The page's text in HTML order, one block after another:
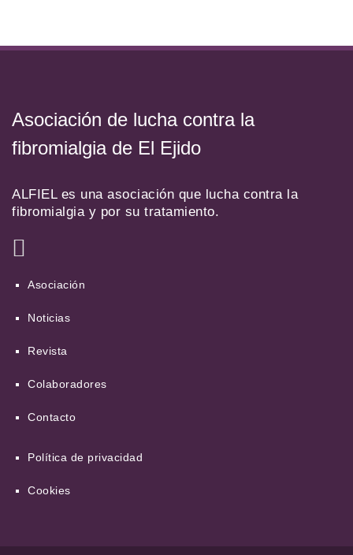
Asociación de lucha contra la
fibromialgia de El Ejido
ALFIEL es una asociación que lucha contra la
fibromialgia y por su tratamiento.
Asociación
Noticias
Revista
Colaboradores
Contacto
Política de privacidad
Cookies